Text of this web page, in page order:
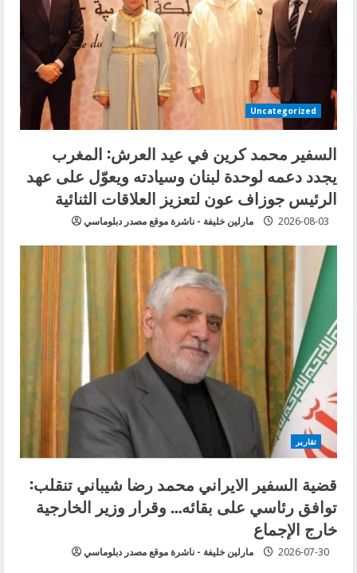
Uncategorized
السفير محمد كرين في عيد العرش: المغرب
يجدد دعمه لوحدة لبنان وسيادته ويعوّل على عهد
الرئيس جوزاف عون لتعزيز العلاقات الثنائية
مارلين خليفة - ناشرة موقع مصدر دبلوماسي 2026-08-03
تقارير
قضية السفير الايراني محمد رضا شيباني تنقلب:
توافق رئاسي على بقائه… وقرار وزير الخارجية
خارج الإجماع
مارلين خليفة - ناشرة موقع مصدر دبلوماسي 2026-07-30